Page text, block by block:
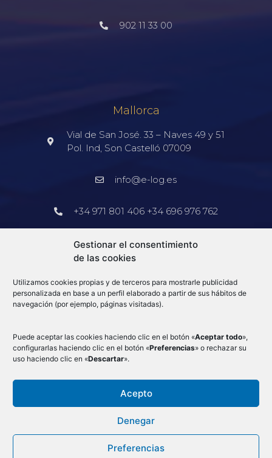
Gestionar el consentimiento
de las cookies
Utilizamos cookies propias y de terceros para mostrarle publicidad
personalizada en base a un perfil elaborado a partir de sus hábitos de
navegación (por ejemplo, páginas visitadas).
Puede aceptar las cookies haciendo clic en el botón «Aceptar todo»,
configurarlas haciendo clic en el botón «Preferencias» o rechazar su
uso haciendo clic en «Descartar».
Acepto
Denegar
Preferencias
902 11 33 00
Mallorca
Vial de San José. 33 – Naves 49 y 51
Pol. Ind, Son Castelló 07009
info@e-log.es
+34 971 801 406 +34 696 976 762
+34 913 578 905
info@e-log.es
Blog
Aduanas–Mercancias por avión
Política de privacidad
Ⓒ 2023 - e-log Todos los derechos reservados